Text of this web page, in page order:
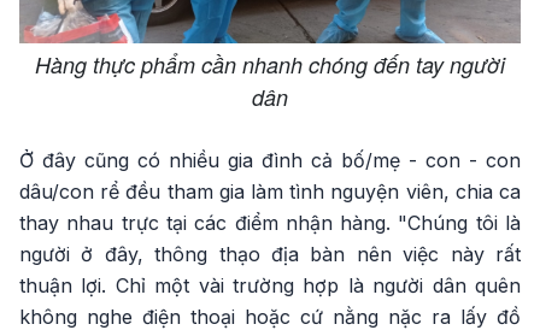
Hàng thực phẩm cần nhanh chóng đến tay người
dân
Ở đây cũng có nhiều gia đình cả bố/mẹ - con - con
dâu/con rể đều tham gia làm tình nguyện viên, chia ca
thay nhau trực tại các điểm nhận hàng. "Chúng tôi là
người ở đây, thông thạo địa bàn nên việc này rất
thuận lợi. Chỉ một vài trường hợp là người dân quên
không nghe điện thoại hoặc cứ nằng nặc ra lấy đồ